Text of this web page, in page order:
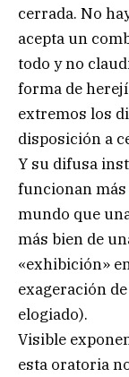
cerrada. No
acepta un
todo y no
forma de
extremos los
disposición a
Y su difusa
funcionan
mundo que
más bien de
«exhibición»
exageración
elogiado).
Visible
esta oratoria